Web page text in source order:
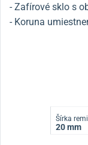
- Zafírové sklo s
- Koruna
Šírka
20 mm